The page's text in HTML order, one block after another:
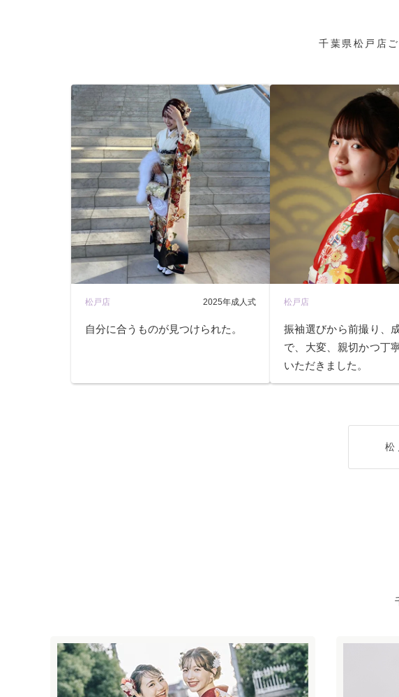
千葉県松戸店
松戸店 2025年成人式
自分に合うものが見つけられた。
松戸店
振袖選びから前撮り、
で、大変、親切かつ丁
いただきました。
松